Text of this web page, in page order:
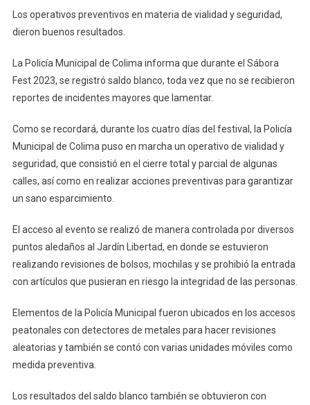
Blanco
Sábora
Fest
Los operativos preventivos en materia de vialidad y seguridad,
dieron buenos resultados.
La Policía Municipal de Colima informa que durante el Sábora
Fest 2023, se registró saldo blanco, toda vez que no se recibieron
reportes de incidentes mayores que lamentar.
Como se recordará, durante los cuatro días del festival, la Policía
Municipal de Colima puso en marcha un operativo de vialidad y
seguridad, que consistió en el cierre total y parcial de algunas
calles, así como en realizar acciones preventivas para garantizar
un sano esparcimiento.
El acceso al evento se realizó de manera controlada por diversos
puntos aledaños al Jardín Libertad, en donde se estuvieron
realizando revisiones de bolsos, mochilas y se prohibió la entrada
con artículos que pusieran en riesgo la integridad de las personas.
Elementos de la Policía Municipal fueron ubicados en los accesos
peatonales con detectores de metales para hacer revisiones
aleatorias y también se contó con varias unidades móviles como
medida preventiva.
Los resultados del saldo blanco también se obtuvieron con